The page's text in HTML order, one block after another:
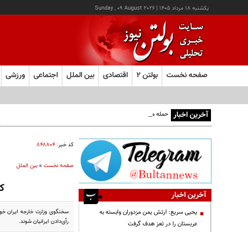
يکشنبه ۱۸ مرداد ۱۴۰۵ |
Sunday , 09 August 2026
صفحه نخست بولتن ۲ اقتصادی بین الملل اجتماعی ورزشی
آخرین اخبار حمله مسلحانه به قهوه‌خانه‌ای در زاهدان؛ ۲ نفر جان باختند
کد خبر: ۸۴۸۸۰۴
صفحه نخست»بین الملل
سخنگوی وزارت خارجه ایران
رأی‌دادن ایرانیان شوند.
آخرین اخبار
یحیی سریع: ارتش یمن مزدوران وابسته به
عربستان را در تعز هدف گرفت